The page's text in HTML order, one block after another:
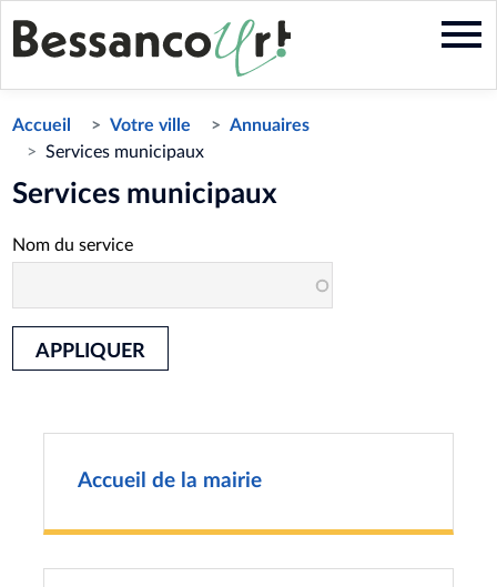
Aller
au
contenu
Accueil Votre ville
Annuaires
Services municipaux
Services municipaux
Nom du service
APPLIQUER
Accueil de la mairie